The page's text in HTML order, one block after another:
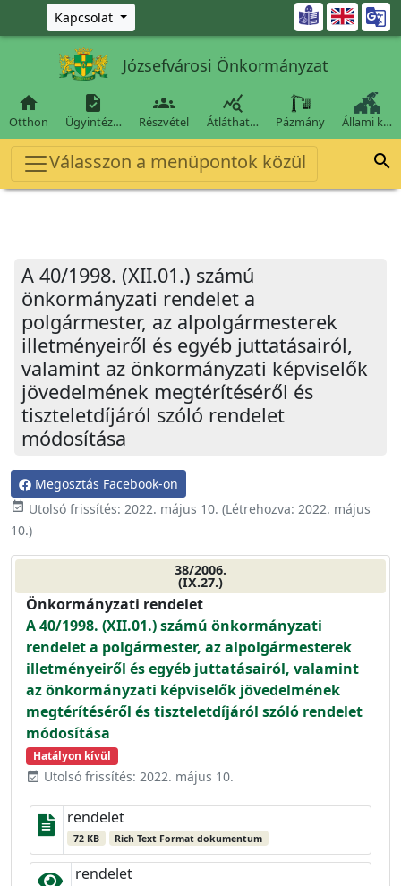
Ugrás a fő tartalomra
Kapcsolat 
Józsefvárosi Önkormányzat

Otthon

Ügyintéz…

Részvétel

Átláthat… Pázmány Állami k…
Válasszon a menüpontok közül 
A 40/1998. (XII.01.) számú
önkormányzati rendelet a
polgármester, az alpolgármesterek
illetményeiről és egyéb juttatásairól,
valamint az önkormányzati képviselők
jövedelmének megtérítéséről és
tiszteletdíjáról szóló rendelet
módosítása
Megosztás Facebook-on
event_available Utolsó frissítés: 2022. május 10. (Létrehozva: 2022. május
10.)
38/2006.
(IX.27.)
Önkormányzati rendelet
A 40/1998. (XII.01.) számú önkormányzati
rendelet a polgármester, az alpolgármesterek
illetményeiről és egyéb juttatásairól, valamint
az önkormányzati képviselők jövedelmének
megtérítéséről és tiszteletdíjáról szóló rendelet
módosítása
Hatályon kívül
event_available Utolsó frissítés: 2022. május 10.
rendelet
72 KB Rich Text Format dokumentum
rendelet